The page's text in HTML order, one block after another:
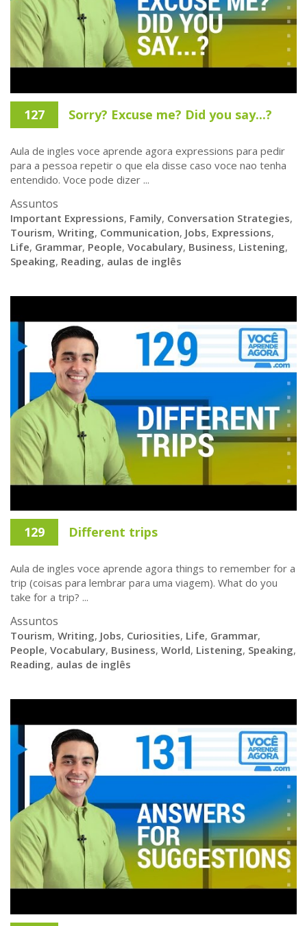
127 Sorry? Excuse me? Did you say...?
Aula de ingles voce aprende agora expressions para pedir
para a pessoa repetir o que ela disse caso voce nao tenha
entendido. Voce pode dizer ...
Assuntos
Important Expressions, Family, Conversation Strategies,
Tourism, Writing, Communication, Jobs, Expressions,
Life, Grammar, People, Vocabulary, Business, Listening,
Speaking, Reading, aulas de inglês
129 Different trips
Aula de ingles voce aprende agora things to remember for a
trip (coisas para lembrar para uma viagem). What do you
take for a trip? ...
Assuntos
Tourism, Writing, Jobs, Curiosities, Life, Grammar,
People, Vocabulary, Business, World, Listening, Speaking,
Reading, aulas de inglês